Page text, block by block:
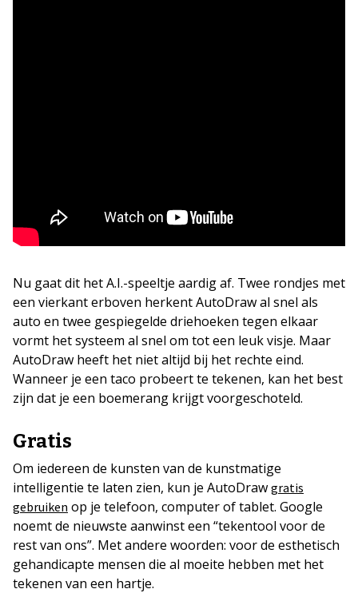
Nu gaat dit het A.I.-speeltje aardig af. Twee rondjes met
een vierkant erboven herkent AutoDraw al snel als
auto en twee gespiegelde driehoeken tegen elkaar
vormt het systeem al snel om tot een leuk visje. Maar
AutoDraw heeft het niet altijd bij het rechte eind.
Wanneer je een taco probeert te tekenen, kan het best
zijn dat je een boemerang krijgt voorgeschoteld.
Gratis
Om iedereen de kunsten van de kunstmatige
intelligentie te laten zien, kun je AutoDraw gratis
gebruiken op je telefoon, computer of tablet. Google
noemt de nieuwste aanwinst een “tekentool voor de
rest van ons”. Met andere woorden: voor de esthetisch
gehandicapte mensen die al moeite hebben met het
tekenen van een hartje.